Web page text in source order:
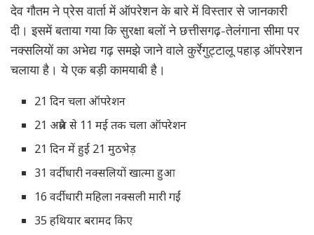
देव गौतम ने प्रेस वार्ता में ऑपरेशन के बारे में विस्तार से जानकारी
दी। इसमें बताया गया कि सुरक्षा बलों ने छत्तीसगढ़-तेलंगाना सीमा पर
नक्सलियों का अभेद्य गढ़ समझे जाने वाले कुर्रेगुट्टालू पहाड़ ऑपरेशन
चलाया है। ये एक बड़ी कामयाबी है।
21 दिन चला ऑपरेशन
21 अप्रैल से 11 मई तक चला ऑपरेशन
21 दिन में हुईं 21 मुठभेड़
31 वर्दीधारी नक्सलियों खात्मा हुआ
16 वर्दीधारी महिला नक्सली मारी गईं
35 हथियार बरामद किए